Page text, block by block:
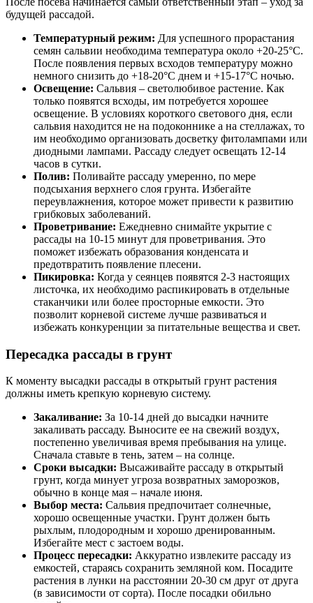
будущей рассадой.
Температурный режим: Для успешного прорастания
семян сальвии необходима температура около +20-25°C.
После появления первых всходов температуру можно
немного снизить до +18-20°C днем и +15-17°C ночью.
Освещение: Сальвия – светолюбивое растение. Как
только появятся всходы, им потребуется хорошее
освещение. В условиях короткого светового дня, если
сальвия находится не на подоконнике а на стеллажах, то
им необходимо организовать досветку фитолампами или
диодными лампами. Рассаду следует освещать 12-14
часов в сутки.
Полив: Поливайте рассаду умеренно, по мере
подсыхания верхнего слоя грунта. Избегайте
переувлажнения, которое может привести к развитию
грибковых заболеваний.
Проветривание: Ежедневно снимайте укрытие с
рассады на 10-15 минут для проветривания. Это
поможет избежать образования конденсата и
предотвратить появление плесени.
Пикировка: Когда у сеянцев появятся 2-3 настоящих
листочка, их необходимо распикировать в отдельные
стаканчики или более просторные емкости. Это
позволит корневой системе лучше развиваться и
избежать конкуренции за питательные вещества и свет.
Пересадка рассады в грунт
К моменту высадки рассады в открытый грунт растения
должны иметь крепкую корневую систему.
Закаливание: За 10-14 дней до высадки начните
закаливать рассаду. Выносите ее на свежий воздух,
постепенно увеличивая время пребывания на улице.
Сначала ставьте в тень, затем – на солнце.
Сроки высадки: Высаживайте рассаду в открытый
грунт, когда минует угроза возвратных заморозков,
обычно в конце мая – начале июня.
Выбор места: Сальвия предпочитает солнечные,
хорошо освещенные участки. Грунт должен быть
рыхлым, плодородным и хорошо дренированным.
Избегайте мест с застоем воды.
Процесс пересадки: Аккуратно извлеките рассаду из
емкостей, стараясь сохранить земляной ком. Посадите
растения в лунки на расстоянии 20-30 см друг от друга
(в зависимости от сорта). После посадки обильно